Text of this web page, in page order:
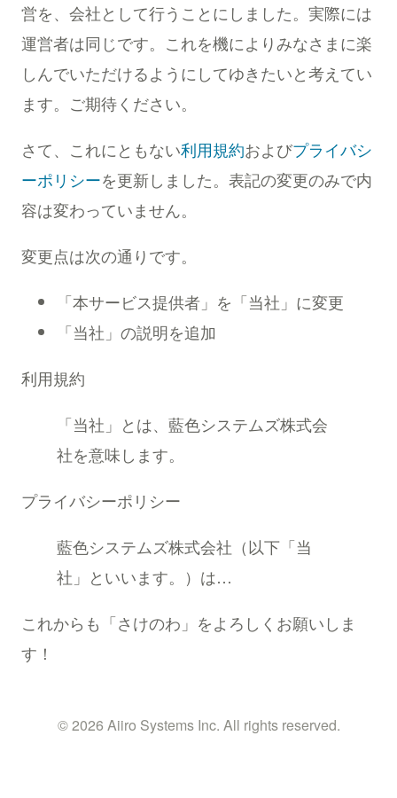
営を、会社として行うことにしました。実際には
運営者は同じです。これを機によりみなさまに楽
しんでいただけるようにしてゆきたいと考えてい
ます。ご期待ください。
さて、これにともない利用規約およびプライバシ
ーポリシーを更新しました。表記の変更のみで内
容は変わっていません。
変更点は次の通りです。
「本サービス提供者」を「当社」に変更
「当社」の説明を追加
利用規約
「当社」とは、藍色システムズ株式会
社を意味します。
プライバシーポリシー
藍色システムズ株式会社（以下「当
社」といいます。）は…
これからも「さけのわ」をよろしくお願いしま
す！
© 2026 Aiiro Systems Inc. All rights reserved.